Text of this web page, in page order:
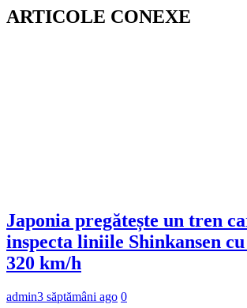
ARTICOLE CONEXE
Japonia pregătește un tren
inspecta liniile Shinkansen
320 km/h
admin3 săptămâni ago 0